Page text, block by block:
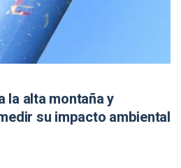
la alta montaña y
su impacto ambiental